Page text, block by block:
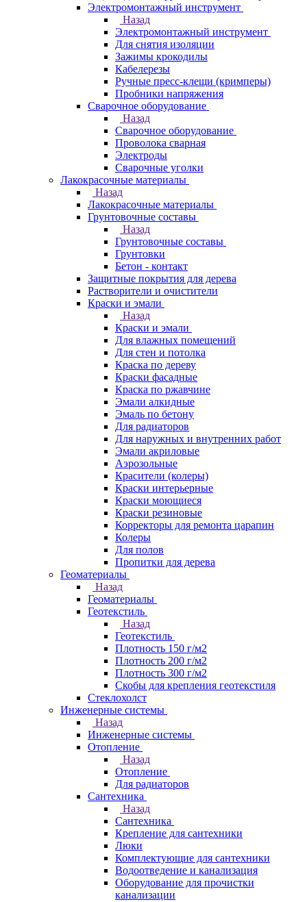
Электромонтажный инструмент
Назад
Электромонтажный инструмент
Для снятия изоляции
Зажимы крокодилы
Кабелерезы
Ручные пресс-клещи (кримперы)
Пробники напряжения
Сварочное оборудование
Назад
Сварочное оборудование
Проволока сварная
Электроды
Сварочные уголки
Лакокрасочные материалы
Назад
Лакокрасочные материалы
Грунтовочные составы
Назад
Грунтовочные составы
Грунтовки
Бетон - контакт
Защитные покрытия для дерева
Растворители и очистители
Краски и эмали
Назад
Краски и эмали
Для влажных помещений
Для стен и потолка
Краска по дереву
Краски фасадные
Краска по ржавчине
Эмали алкидные
Эмаль по бетону
Для радиаторов
Для наружных и внутренних работ
Эмали акриловые
Аэрозольные
Красители (колеры)
Краски интерьерные
Краски моющиеся
Краски резиновые
Корректоры для ремонта царапин
Колеры
Для полов
Пропитки для дерева
Геоматериалы
Назад
Геоматериалы
Геотекстиль
Назад
Геотекстиль
Плотность 150 г/м2
Плотность 200 г/м2
Плотность 300 г/м2
Скобы для крепления геотекстиля
Стеклохолст
Инженерные системы
Назад
Инженерные системы
Отопление
Назад
Отопление
Для радиаторов
Сантехника
Назад
Сантехника
Крепление для сантехники
Люки
Комплектующие для сантехники
Водоотведение и канализация
Оборудование для прочистки
канализации